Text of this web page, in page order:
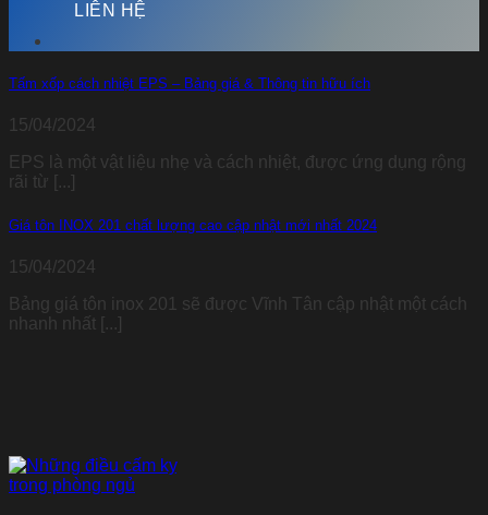
LIÊN HỆ
Tấm xốp cách nhiệt EPS – Bảng giá & Thông tin hữu ích
15/04/2024
EPS là một vật liệu nhẹ và cách nhiệt, được ứng dụng rộng
rãi từ [...]
Giá tôn INOX 201 chất lượng cao cập nhật mới nhất 2024
15/04/2024
Bảng giá tôn inox 201 sẽ được Vĩnh Tân cập nhật một cách
nhanh nhất [...]